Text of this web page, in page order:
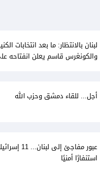
لبنان بالانتظار: ما بعد انتخابات
والكونغرس قاسم يعلن انفتاحه
أجل... للقاء دمشق وحزب الله
عبور مفاجئ إلى
استنفارًا أمنيًا